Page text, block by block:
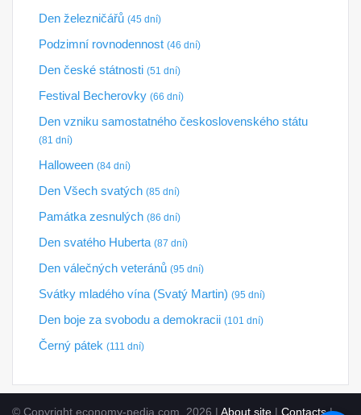
Den železničářů (45 dní)
Podzimní rovnodennost (46 dní)
Den české státnosti (51 dní)
Festival Becherovky (66 dní)
Den vzniku samostatného československého státu
(81 dní)
Halloween (84 dní)
Den Všech svatých (85 dní)
Památka zesnulých (86 dní)
Den svatého Huberta (87 dní)
Den válečných veteránů (95 dní)
Svátky mladého vína (Svatý Martin) (95 dní)
Den boje za svobodu a demokracii (101 dní)
Černý pátek (111 dní)
© Copyright economy-pedia.com, 2026 | About site | Contacts|